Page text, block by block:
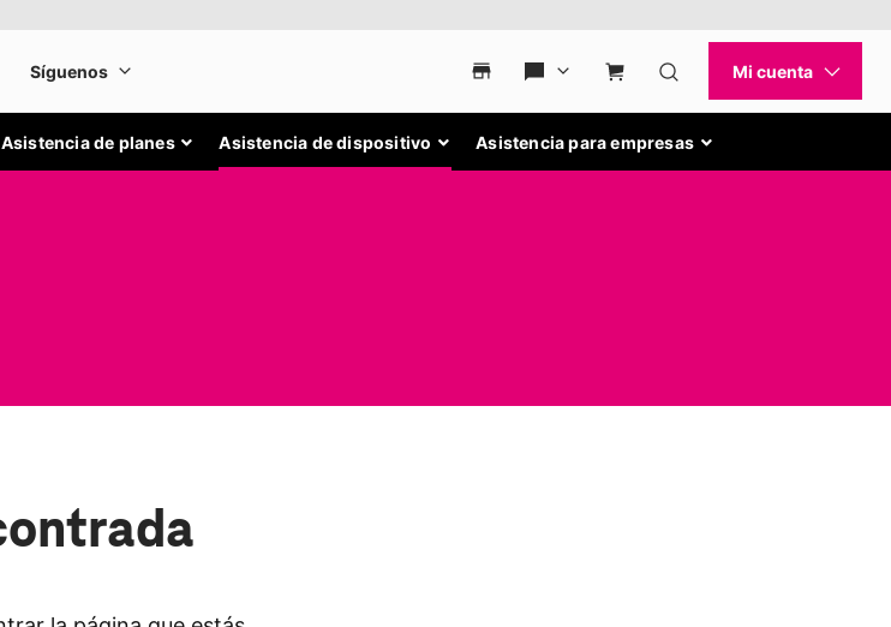
Asistencia de planes Asistencia de dispositivo Asistencia para empresas